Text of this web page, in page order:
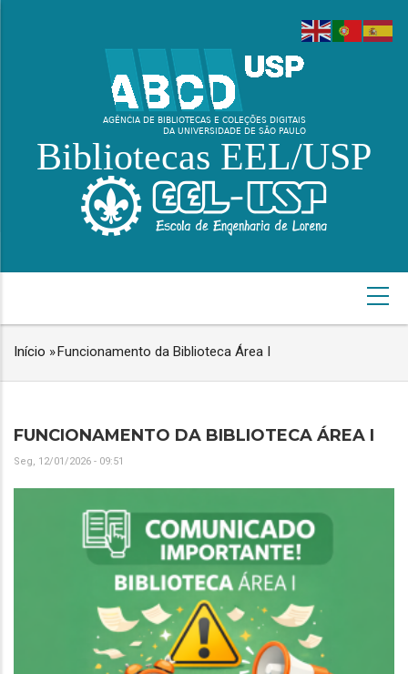
Bibliotecas EEL/USP
TRILHA
DE
Início »Funcionamento da Biblioteca Área I
FUNCIONAMENTO DA BIBLIOTECA ÁREA I
Seg, 12/01/2026 - 09:51